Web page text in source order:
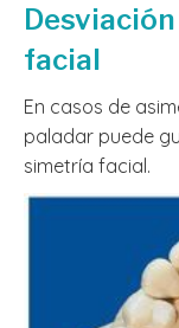
facial
En casos de
paladar puede
simetría facial.